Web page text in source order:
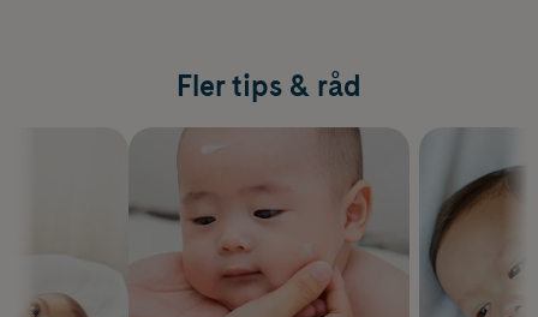
Fler tips & råd